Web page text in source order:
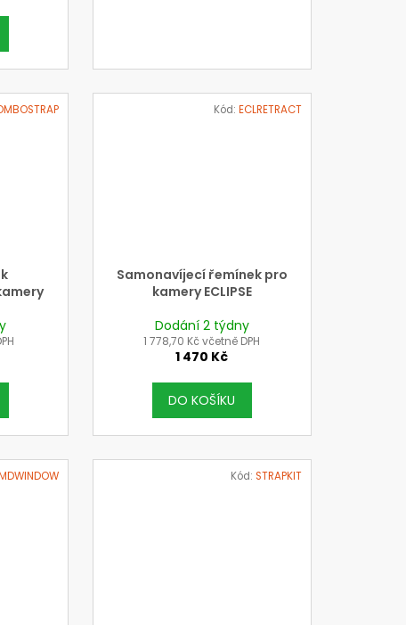
Samonavíjecí řemínek pro
kamery ECLIPSE
Dodání 2 týdny
1 778,70 Kč včetně DPH
1 470 Kč
DO KOŠÍKU
Kód: ECLRETRACT
Kód: STRAPKIT